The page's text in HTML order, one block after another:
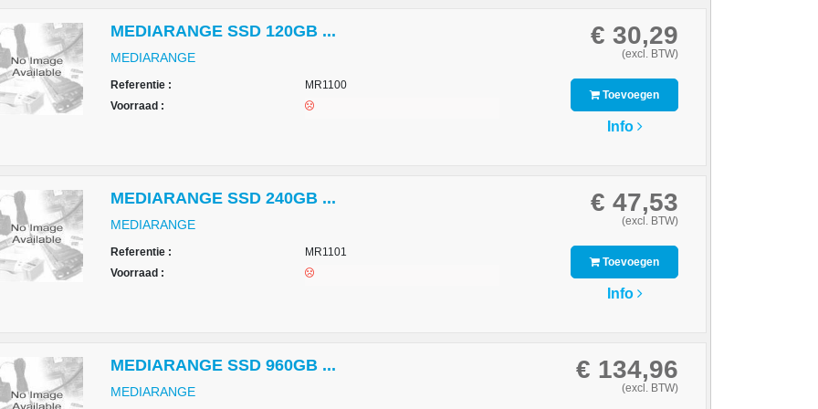
MEDIARANGE SSD 120GB ...
MEDIARANGE
Referentie :
MR1100
Voorraad :
€ 30,29
(excl. BTW)
Toevoegen
Info
MEDIARANGE SSD 240GB ...
MEDIARANGE
Referentie :
MR1101
Voorraad :
€ 47,53
(excl. BTW)
Toevoegen
Info
MEDIARANGE SSD 960GB ...
MEDIARANGE
€ 134,96
(excl. BTW)